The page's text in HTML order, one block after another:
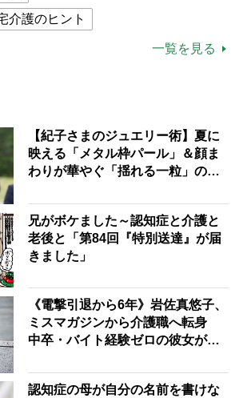
介護のヒント
せん
サバイバル術
便利なサービス
一覧を見る
【紀子さまのジュエリー術】夏に
映える「メタル枠パール」＆顔ま
わりが華やぐ「揺れる一粒」の使
兄がボケました～認知症と介護と
老後と「第84回『特別送達』が届
きました」
《電撃引退から6年》岩佐真悠子、
ミスマガジンから介護職へ転身
中卒・バイト経験ゼロの彼女が見
ながら自分らしくいられる」
認知症の母が自分の名前を書けな